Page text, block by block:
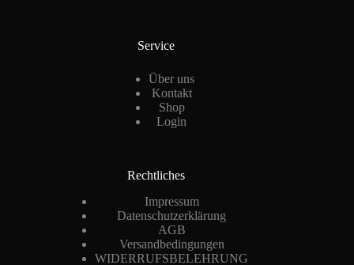
Service
Über uns
Kontakt
Shop
Login
Rechtliches
Impressum
Datenschutzerklärung
AGB
Versandbedingungen
WIDERRUFSBELEHRUNG